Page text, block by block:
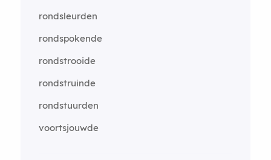
rondsleurden
rondspokende
rondstrooide
rondstruinde
rondstuurden
voortsjouwde